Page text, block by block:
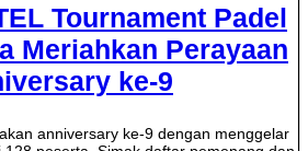
Tournament Padel
Meriahkan Perayaan
ke-9
anniversary ke-9 dengan menggelar